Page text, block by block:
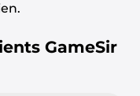
GameSir